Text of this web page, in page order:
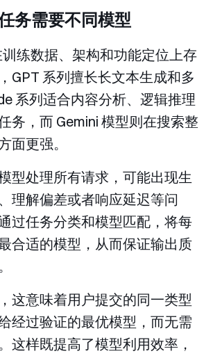
务需要不同模型
练数据、架构和功能定位上存
GPT 系列擅长长文本生成和多
系列适合内容分析、逻辑推理
务，而 Gemini 模型则在搜索整
面更强。
型处理所有请求，可能出现生
理解偏差或者响应延迟等问
过任务分类和模型匹配，将每
合适的模型，从而保证输出质
这意味着用户提交的同一类型
经过验证的最优模型，而无需
这样既提高了模型利用效率，